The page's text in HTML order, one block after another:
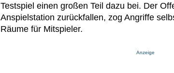
Testspiel einen großen Teil dazu bei. Der
Anspielstation zurückfallen, zog Angriffe
Räume für Mitspieler.
Anzeige